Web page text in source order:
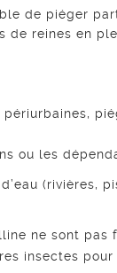
de piéger
de reines en
périurbaines,
ou les
(rivières,
ne sont
insectes